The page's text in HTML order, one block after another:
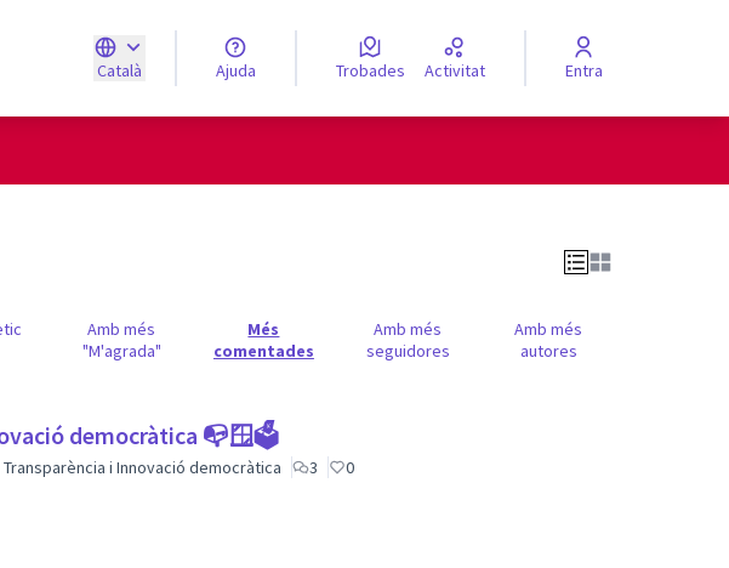
Català
Triar la llenguaElegir el idioma
Ajuda Trobades Activitat Entra
Amb més
"M'agrada"
Més
comentades
Amb més
seguidores
Amb més
autores
democràtica 📭🪟🗳
i Innovació democràtica 3 0